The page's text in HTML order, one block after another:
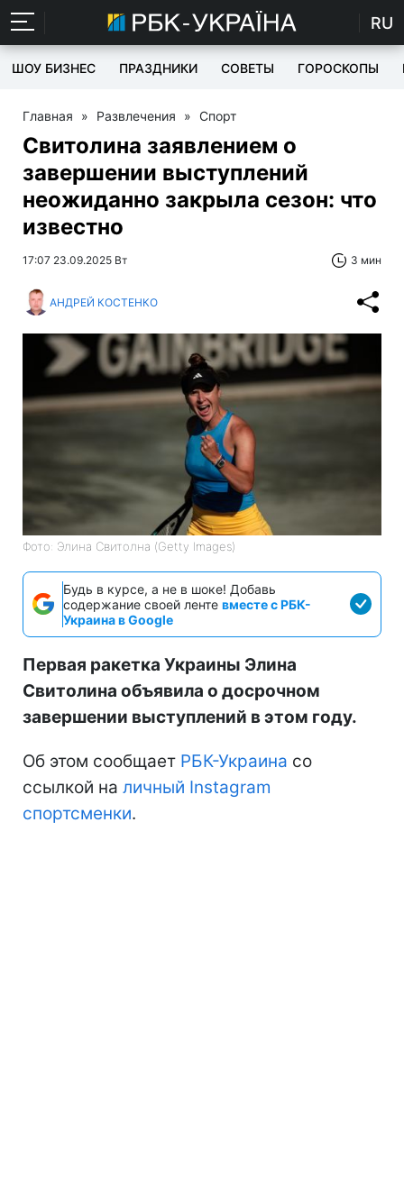
RU
ШОУ БИЗНЕС ПРАЗДНИКИ СОВЕТЫ ГОРОСКОПЫ
Главная » Развлечения » Спорт
Свитолина заявлением о
завершении выступлений
неожиданно закрыла сезон: что
известно
17:07 23.09.2025 Вт 3 мин
АНДРЕЙ КОСТЕНКО
Фото: Элина Свитолна (Getty Images)
Будь в курсе, а не в шоке! Добавь
содержание своей ленте вместе с РБК-
Украина в Google
Первая ракетка Украины Элина
Свитолина объявила о досрочном
завершении выступлений в этом году.
Об этом сообщает РБК-Украина со
ссылкой на личный Instagram
спортсменки.